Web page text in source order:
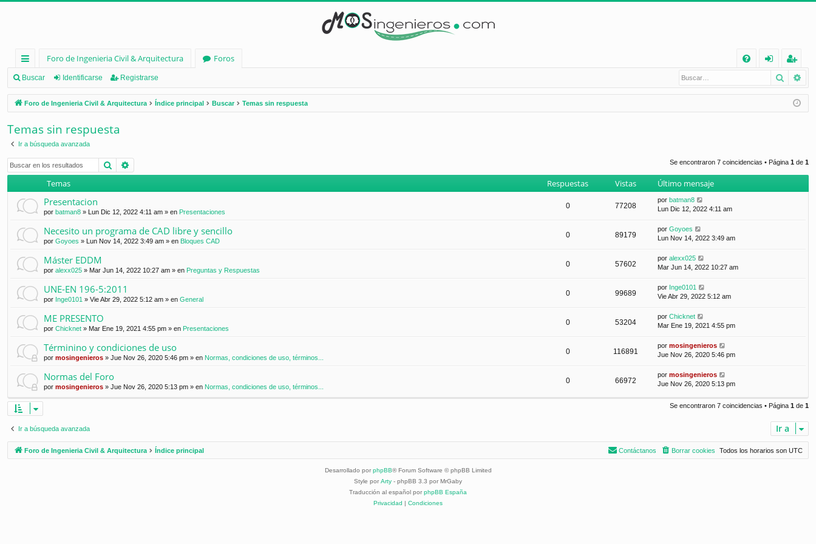
nl
ac
es
rá
d
os
Foro de Ingenieria Civil & Arquitectura
Foros
Q
nt
ifi
eg
ist
ra
Buscar Identificarse Registrarse Buscar
Foro de Ingenieria Civil & Arquitectura Índice principal Buscar Temas sin respuesta
Temas sin respuesta
Ir a búsqueda avanzada
Buscar Se encontraron 7 coincidencias • Página 1 de 1
Temas Respuestas Vistas Último mensaje
Presentacion
por batman8 » Lun Dic 12, 2022 4:11 am » en Presentaciones
0 77208
por batman8
Lun Dic 12, 2022 4:11 am
Necesito un programa de CAD libre y sencillo
por Goyoes » Lun Nov 14, 2022 3:49 am » en Bloques CAD
0 89179
por Goyoes
Lun Nov 14, 2022 3:49 am
Máster EDDM
por alexx025 » Mar Jun 14, 2022 10:27 am » en Preguntas y Respuestas
0 57602
por alexx025
Mar Jun 14, 2022 10:27 am
UNE-EN 196-5:2011
por Inge0101 » Vie Abr 29, 2022 5:12 am » en General
0 99689
por Inge0101
Vie Abr 29, 2022 5:12 am
ME PRESENTO
por Chicknet » Mar Ene 19, 2021 4:55 pm » en Presentaciones
0 53204
por Chicknet
Mar Ene 19, 2021 4:55 pm
Términino y condiciones de uso
por mosingenieros » Jue Nov 26, 2020 5:46 pm » en Normas, condiciones de uso, términos...
0 116891
por mosingenieros
Jue Nov 26, 2020 5:46 pm
Normas del Foro
por mosingenieros » Jue Nov 26, 2020 5:13 pm » en Normas, condiciones de uso, términos...
0 66972
por mosingenieros
Jue Nov 26, 2020 5:13 pm
Se encontraron 7 coincidencias • Página 1 de 1
Ir a búsqueda avanzada Ir a
Foro de Ingenieria Civil & Arquitectura Índice principal Todos los horarios son UTC
Borrar cookies
Contáctanos
Desarrollado por phpBB® Forum Software © phpBB Limited
Style por Arty - phpBB 3.3 por MrGaby
Traducción al español por phpBB España
Privacidad
Condiciones